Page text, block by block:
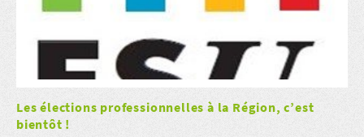
Les élections professionnelles à la Région, c’est
bientôt !